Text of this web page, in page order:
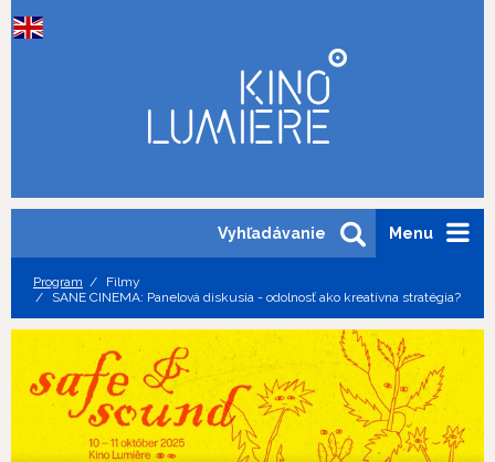
Menu
Vyhľadávanie
Program
Filmy
SANE CINEMA: Panelová diskusia - odolnosť ako kreatívna stratégia?